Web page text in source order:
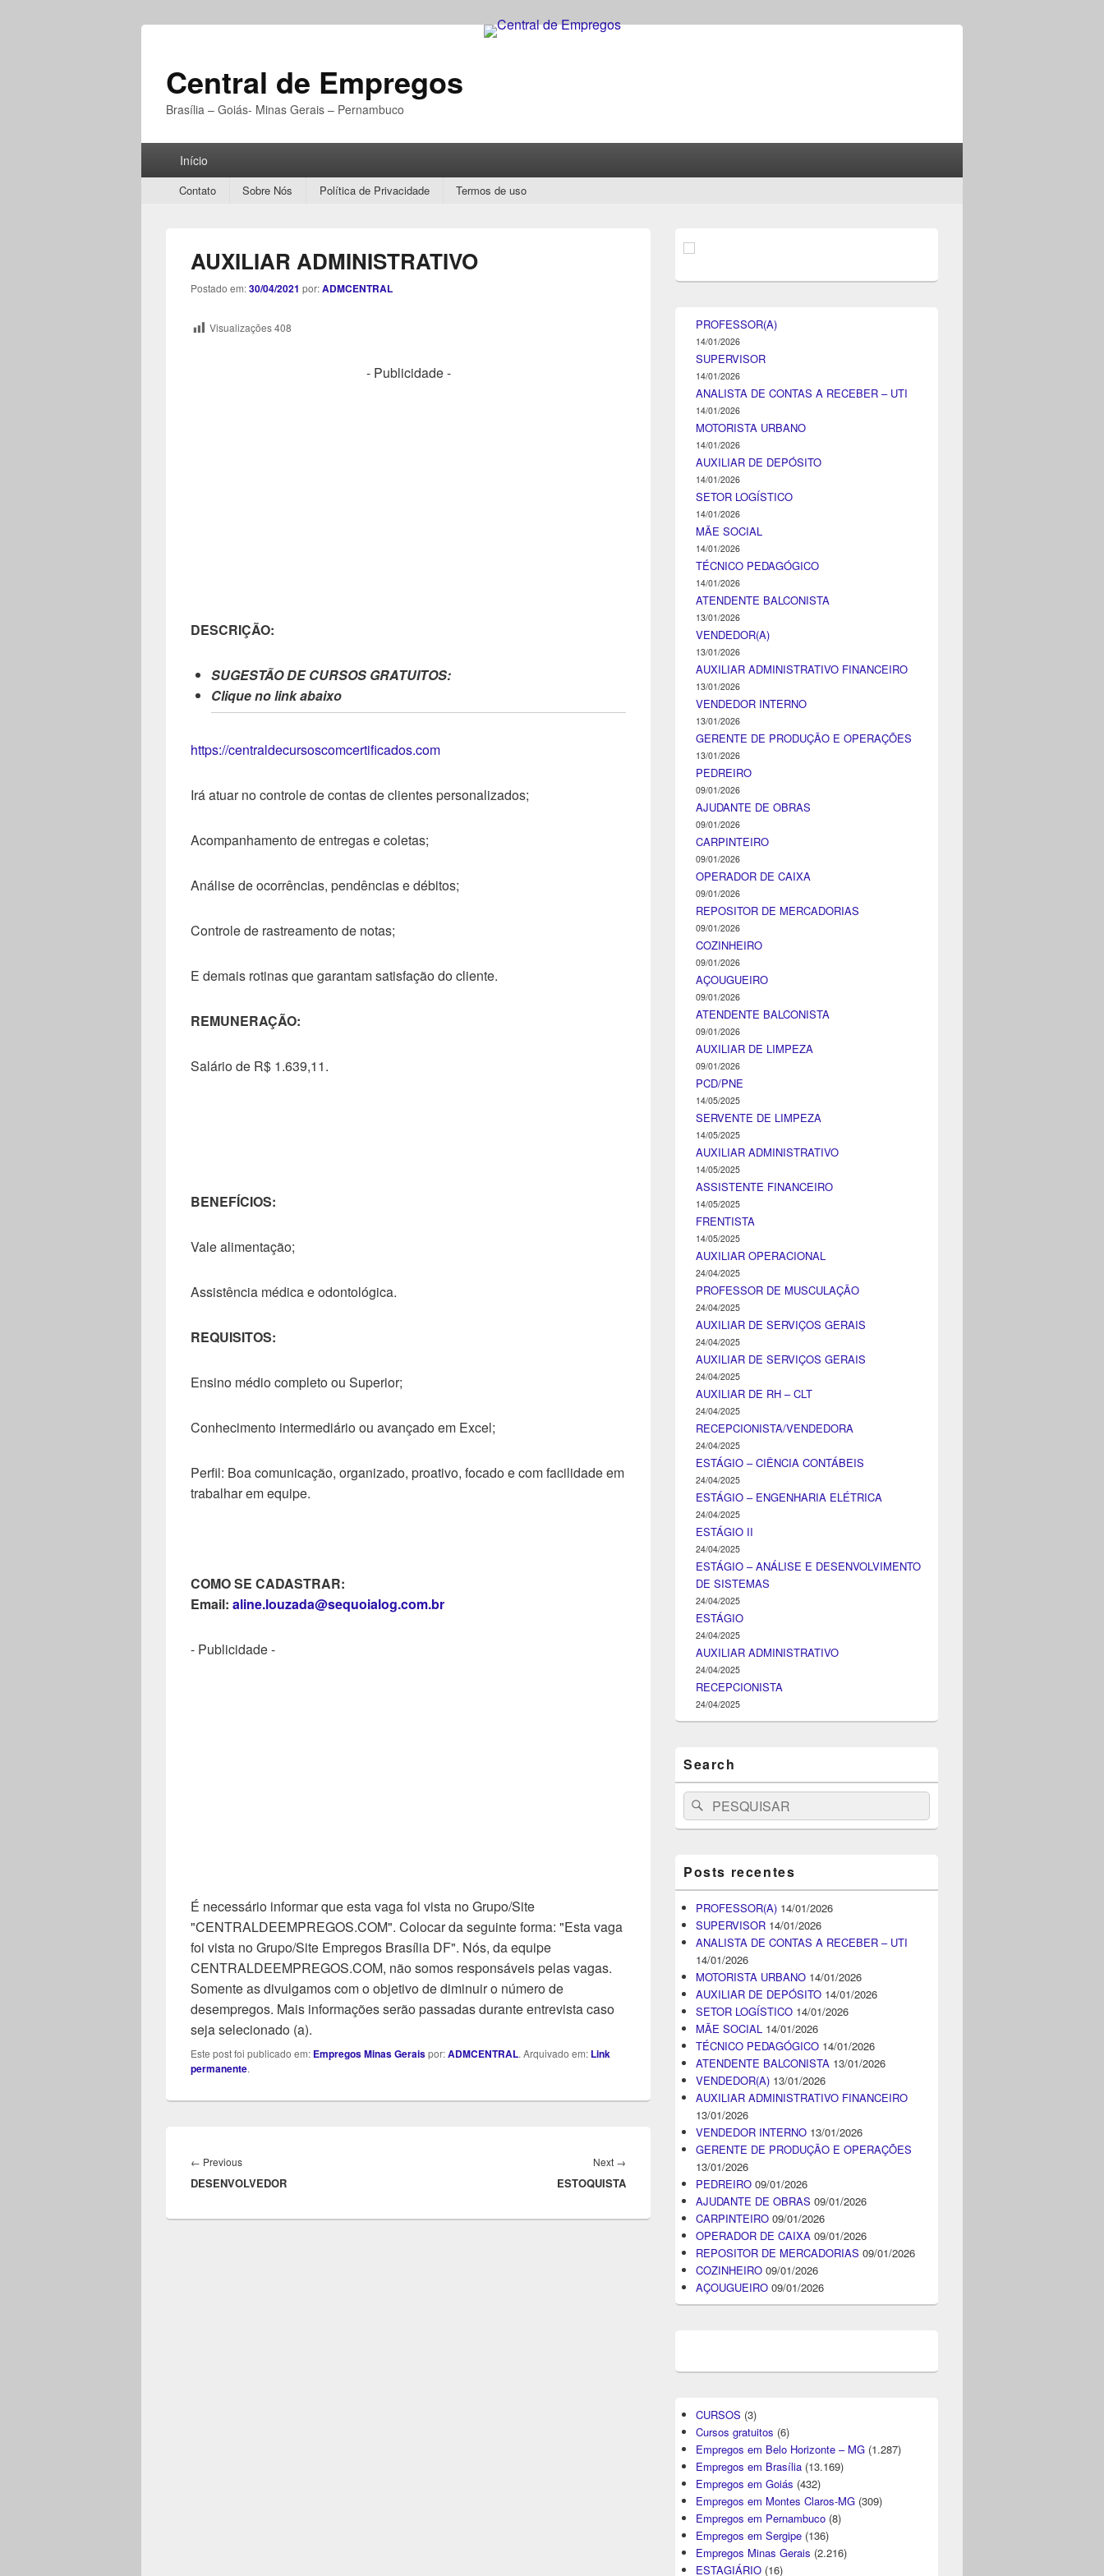
Central de Empregos
Brasília – Goiás- Minas Gerais – Pernambuco
PrincipalInício
Secondary
Contato Sobre Nós Política de Privacidade Termos de uso
AUXILIAR ADMINISTRATIVO
Postado em:30/04/2021 por:ADMCENTRAL
Visualizações408
- Publicidade -
DESCRIÇÃO:
SUGESTÃO DE CURSOS GRATUITOS:
Clique no link abaixo
https://centraldecursoscomcertificados.com
Irá atuar no controle de contas de clientes personalizados;
Acompanhamento de entregas e coletas;
Análise de ocorrências, pendências e débitos;
Controle de rastreamento de notas;
E demais rotinas que garantam satisfação do cliente.
REMUNERAÇÃO:
Salário de R$ 1.639,11.
BENEFÍCIOS:
Vale alimentação;
Assistência médica e odontológica.
REQUISITOS:
Ensino médio completo ou Superior;
Conhecimento intermediário ou avançado em Excel;
Perfil: Boa comunicação, organizado, proativo, focado e com facilidade em
trabalhar em equipe.
COMO SE CADASTRAR:
Email: aline.louzada@sequoialog.com.br
- Publicidade -
É necessário informar que esta vaga foi vista no Grupo/Site
"CENTRALDEEMPREGOS.COM". Colocar da seguinte forma: "Esta vaga
foi vista no Grupo/Site Empregos Brasília DF". Nós, da equipe
CENTRALDEEMPREGOS.COM, não somos responsáveis pelas vagas.
Somente as divulgamos com o objetivo de diminuir o número de
desempregos. Mais informações serão passadas durante entrevista caso
seja selecionado (a).
Este post foi publicado em: Empregos Minas Geraispor:ADMCENTRAL. Arquivado em: Link
permanente.
de
Post
← PreviousPrevious
post:
DESENVOLVEDOR
Next →
post:
ESTOQUISTA
da
lateral
PROFESSOR(A)
14/01/2026
SUPERVISOR
14/01/2026
ANALISTA DE CONTAS A RECEBER – UTI
14/01/2026
MOTORISTA URBANO
14/01/2026
AUXILIAR DE DEPÓSITO
14/01/2026
SETOR LOGÍSTICO
14/01/2026
MÃE SOCIAL
14/01/2026
TÉCNICO PEDAGÓGICO
14/01/2026
ATENDENTE BALCONISTA
13/01/2026
VENDEDOR(A)
13/01/2026
AUXILIAR ADMINISTRATIVO FINANCEIRO
13/01/2026
VENDEDOR INTERNO
13/01/2026
GERENTE DE PRODUÇÃO E OPERAÇÕES
13/01/2026
PEDREIRO
09/01/2026
AJUDANTE DE OBRAS
09/01/2026
CARPINTEIRO
09/01/2026
OPERADOR DE CAIXA
09/01/2026
REPOSITOR DE MERCADORIAS
09/01/2026
COZINHEIRO
09/01/2026
AÇOUGUEIRO
09/01/2026
ATENDENTE BALCONISTA
09/01/2026
AUXILIAR DE LIMPEZA
09/01/2026
PCD/PNE
14/05/2025
SERVENTE DE LIMPEZA
14/05/2025
AUXILIAR ADMINISTRATIVO
14/05/2025
ASSISTENTE FINANCEIRO
14/05/2025
FRENTISTA
14/05/2025
AUXILIAR OPERACIONAL
24/04/2025
PROFESSOR DE MUSCULAÇÃO
24/04/2025
AUXILIAR DE SERVIÇOS GERAIS
24/04/2025
AUXILIAR DE SERVIÇOS GERAIS
24/04/2025
AUXILIAR DE RH – CLT
24/04/2025
RECEPCIONISTA/VENDEDORA
24/04/2025
ESTÁGIO – CIÊNCIA CONTÁBEIS
24/04/2025
ESTÁGIO – ENGENHARIA ELÉTRICA
24/04/2025
ESTÁGIO II
24/04/2025
ESTÁGIO – ANÁLISE E DESENVOLVIMENTO
DE SISTEMAS
24/04/2025
ESTÁGIO
24/04/2025
AUXILIAR ADMINISTRATIVO
24/04/2025
RECEPCIONISTA
24/04/2025
Search
Search
for:
Pesquisar
Posts recentes
PROFESSOR(A) 14/01/2026
SUPERVISOR 14/01/2026
ANALISTA DE CONTAS A RECEBER – UTI
14/01/2026
MOTORISTA URBANO 14/01/2026
AUXILIAR DE DEPÓSITO 14/01/2026
SETOR LOGÍSTICO 14/01/2026
MÃE SOCIAL 14/01/2026
TÉCNICO PEDAGÓGICO 14/01/2026
ATENDENTE BALCONISTA 13/01/2026
VENDEDOR(A) 13/01/2026
AUXILIAR ADMINISTRATIVO FINANCEIRO
13/01/2026
VENDEDOR INTERNO 13/01/2026
GERENTE DE PRODUÇÃO E OPERAÇÕES
13/01/2026
PEDREIRO 09/01/2026
AJUDANTE DE OBRAS 09/01/2026
CARPINTEIRO 09/01/2026
OPERADOR DE CAIXA 09/01/2026
REPOSITOR DE MERCADORIAS 09/01/2026
COZINHEIRO 09/01/2026
AÇOUGUEIRO 09/01/2026
CURSOS (3)
Cursos gratuitos (6)
Empregos em Belo Horizonte – MG (1.287)
Empregos em Brasília (13.169)
Empregos em Goiás (432)
Empregos em Montes Claros-MG (309)
Empregos em Pernambuco (8)
Empregos em Sergipe (136)
Empregos Minas Gerais (2.216)
ESTAGIÁRIO (16)